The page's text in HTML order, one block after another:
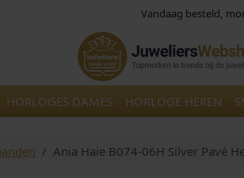
Vandaag besteld,
HORLOGES DAMES HORLOGE HEREN
Ania Haie B074-06H Silver Pavé